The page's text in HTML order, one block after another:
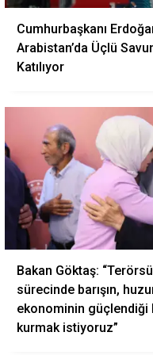
Cumhurbaşkanı
Arabistan’da Üçlü
Katılıyor
Bakan Göktaş:
sürecinde barışın,
ekonominin güçlendiği
kurmak istiyoruz”